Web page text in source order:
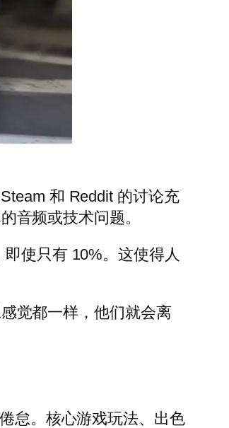
和 Reddit 的讨论充
音频或技术问题。
使只有 10%。这使得人
觉都一样，他们就会离
怠。核心游戏玩法、出色